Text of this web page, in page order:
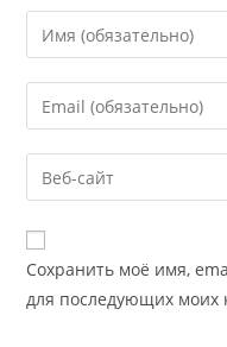
Enter
your
name
comment
Enter
your
email
address
comment
Enter
your
website
URL
(optional)
Сохранить моё имя,
для последующих моих